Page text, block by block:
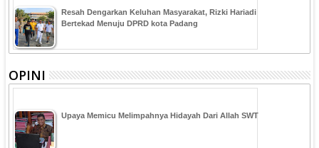
Resah Dengarkan Keluhan Masyarakat, Rizki Hariadi
Bertekad Menuju DPRD kota Padang
OPINI
Upaya Memicu Melimpahnya Hidayah Dari Allah SWT